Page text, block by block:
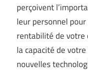
perçoivent
leur personnel
rentabilité de votre
la capacité de
nouvelles